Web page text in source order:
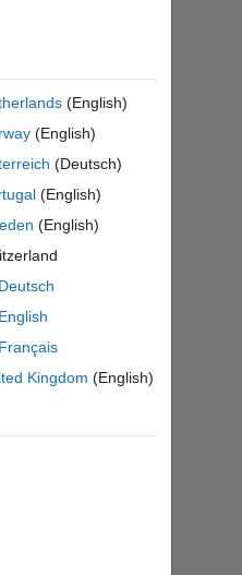
(English)
(English)
(Deutsch)
(English)
(English)
Deutsch
English
Français
Kingdom (English)